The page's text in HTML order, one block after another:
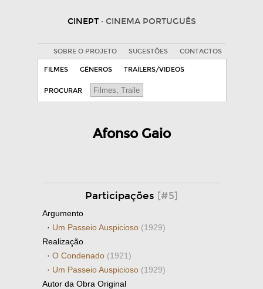
CINEPT · CINEMA PORTUGUÊS
SOBRE O PROJETO SUGESTÕES CONTACTOS
FILMES GÉNEROS TRAILERS/VIDEOS
PROCURAR
Afonso Gaio
Participações [#5]
Argumento
· Um Passeio Auspicioso (1929)
Realização
· O Condenado (1921)
· Um Passeio Auspicioso (1929)
Autor da Obra Original